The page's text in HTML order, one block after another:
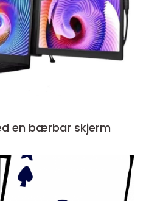
en bærbar skjerm